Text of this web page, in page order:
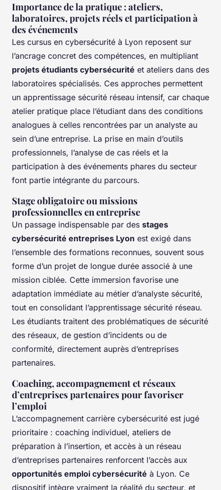
Importance de la pratique : ateliers,
laboratoires, projets réels et participation à
des événements
Les cursus en cybersécurité à Lyon reposent sur
l’ancrage concret des compétences, en multipliant
projets étudiants cybersécurité et ateliers dans des
laboratoires spécialisés. Ces approches permettent
un apprentissage sécurité réseau intensif, car chaque
atelier pratique place l’étudiant dans des conditions
analogues à celles rencontrées par un analyste au
sein d’une entreprise. La prise en main d’outils
professionnels, l’analyse de cas réels et la
participation à des événements phares du secteur
font partie intégrante du parcours.
Stage obligatoire ou missions
professionnelles en entreprise
Un passage indispensable par des stages
cybersécurité entreprises Lyon est exigé dans
l’ensemble des formations reconnues, souvent sous
forme d’un projet de longue durée associé à une
mission ciblée. Cette immersion favorise une
adaptation immédiate au métier d’analyste sécurité,
tout en consolidant l’apprentissage sécurité réseau.
Les étudiants traitent des problématiques de sécurité
des réseaux, de gestion d’incidents ou de
conformité, directement auprès d’entreprises
partenaires.
Coaching, accompagnement et réseaux
d’entreprises partenaires pour favoriser
l’emploi
L’accompagnement carrière cybersécurité est jugé
prioritaire : coaching individuel, ateliers de
préparation à l’insertion, et accès à un réseau
d’entreprises partenaires renforcent l’accès aux
opportunités emploi cybersécurité à Lyon. Ce
dispositif intègre vraiment la réalité du secteur, et